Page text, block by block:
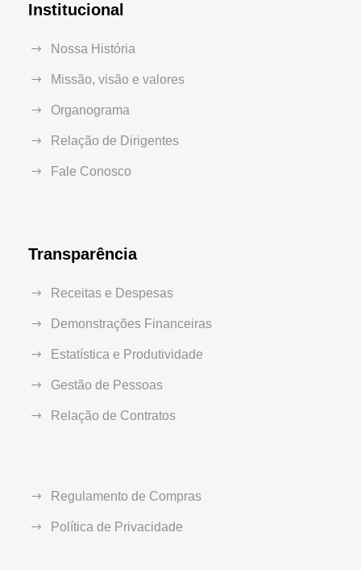
Institucional
Nossa História
Missão, visão e valores
Organograma
Relação de Dirigentes
Fale Conosco
Transparência
Receitas e Despesas
Demonstrações Financeiras
Estatística e Produtividade
Gestão de Pessoas
Relação de Contratos
Regulamento de Compras
Política de Privacidade